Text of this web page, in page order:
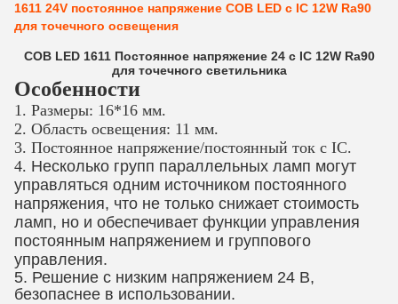
1611 24V постоянное напряжение COB LED с IC 12W Ra90
для точечного освещения
COB LED 1611 Постоянное напряжение 24 с IC 12W Ra90
для точечного светильника
Особенности
1. Размеры: 16*16 мм.
2. Область освещения: 11 мм.
3. Постоянное напряжение/постоянный ток с IC.
4. Несколько групп параллельных ламп могут
управляться одним источником постоянного
напряжения, что не только снижает стоимость
ламп, но и обеспечивает функции управления
постоянным напряжением и группового
управления.
5. Решение с низким напряжением 24 В,
безопаснее в использовании.